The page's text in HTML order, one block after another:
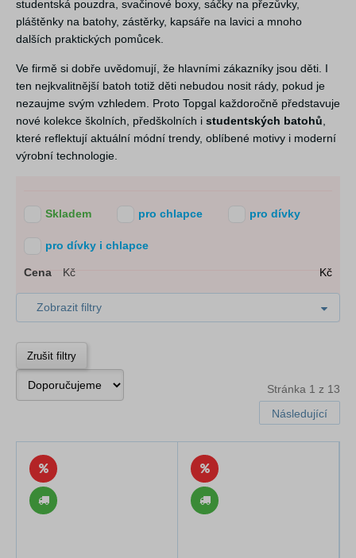
studentská pouzdra, svačinové boxy, sáčky na přezůvky,
pláštěnky na batohy, zástěrky, kapsáře na lavici a mnoho
dalších praktických pomůcek.
Ve firmě si dobře uvědomují, že hlavními zákazníky jsou děti. I
ten nejkvalitnější batoh totiž děti nebudou nosit rády, pokud je
nezaujme svým vzhledem. Proto Topgal každoročně představuje
nové kolekce školních, předškolních i studentských batohů
které reflektují aktuální módní trendy, oblíbené motivy i moderní
výrobní technologie.
Skladem pro chlapce pro dívky
pro dívky i chlapce
Cena Kč Kč
Zobrazit filtry
Zrušit filtry
Stránka 1 z 13
Následující